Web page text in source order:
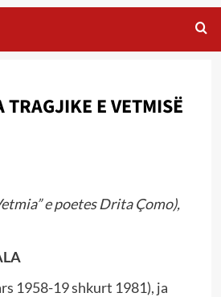
TRAGJIKE E VETMISË
e poetes Drita Çomo),
1958-19 shkurt 1981), ja